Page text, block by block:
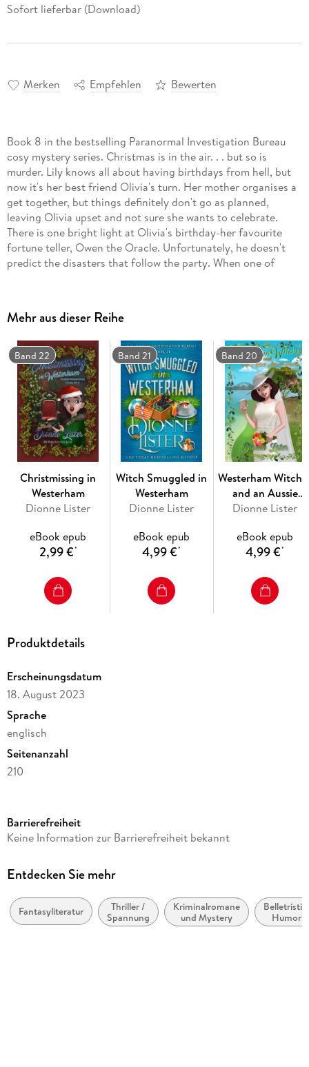
Sofort lieferbar (Download)
Merken Empfehlen Bewerten
Book 8 in the bestselling Paranormal Investigation Bureau
cosy mystery series. Christmas is in the air. . . but so is
murder. Lily knows all about having birthdays from hell, but
now it's her best friend Olivia's turn. Her mother organises a
get together, but things definitely don't go as planned,
leaving Olivia upset and not sure she wants to celebrate.
There is one bright light at Olivia's birthday-her favourite
fortune teller, Owen the Oracle. Unfortunately, he doesn't
predict the disasters that follow the party. When one of
rapidly running out, can Lily and the PIB figure out what's
going on, or will Olivia end up jailed for years to come, or
worse, dead?
Mehr aus dieser Reihe
Band 22
Christmissing in
Westerham
Dionne Lister
eBook epub
2,99 €*
Band 21
Witch Smuggled in
Westerham
Dionne Lister
eBook epub
4,99 €*
Band 20
Westerham
and an Aussie
Misadventure
Dionne Lister
eBook epub
4,99 €*
Produktdetails
Erscheinungsdatum
18. August 2023
Sprache
englisch
Seitenanzahl
210
Reihe
Autor/Autorin
Verlag/Hersteller
via tolino media
Barrierefreiheit
Keine Information zur Barrierefreiheit bekannt
Entdecken Sie mehr
Fantasyliteratur
Thriller /
Spannung
Kriminalromane
und Mystery
Belletristik:
Humor